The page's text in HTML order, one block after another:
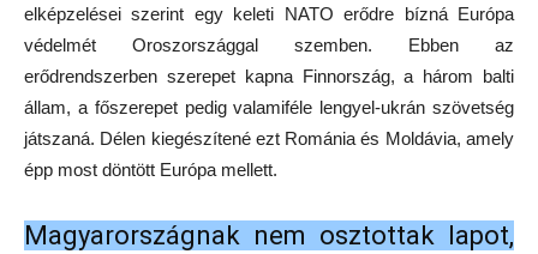
elképzelései szerint egy keleti NATO erődre bízná Európa
védelmét Oroszországgal szemben. Ebben az
erődrendszerben szerepet kapna Finnország, a három balti
állam, a főszerepet pedig valamiféle lengyel-ukrán szövetség
játszaná. Délen kiegészítené ezt Románia és Moldávia, amely
épp most döntött Európa mellett.
Magyarországnak nem osztottak lapot,